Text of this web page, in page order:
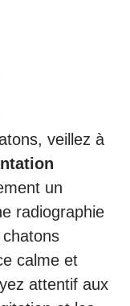
veillez à
un
radiographie
calme et
attentif aux